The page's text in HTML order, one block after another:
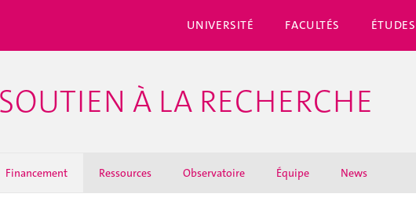
UNIVERSITÉ FACULTÉS ÉTUDES
À LA RECHERCHE
Financement Ressources Observatoire Équipe News